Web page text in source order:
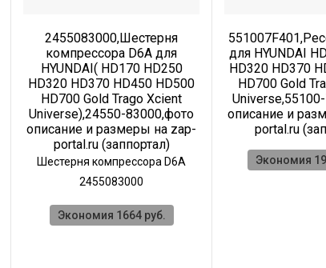
2455083000,Шестерня
компрессора D6A для
HYUNDAI( HD170 HD250
HD320 HD370 HD450 HD500
HD700 Gold Trago Xcient
Universe),24550-83000,фото
описание и размеры на zap-
portal.ru (заппортал)
Шестерня компрессора D6A
2455083000
Экономия 1664 руб.
для HYUNDAI
HD320 HD370
HD700 Gold
описание и
portal.ru
Экономия